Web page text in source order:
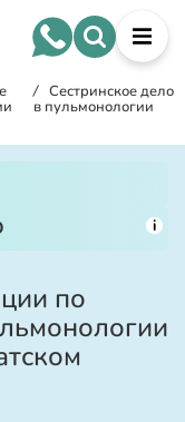
/ Сестринское дело
в пульмонологии
i
по